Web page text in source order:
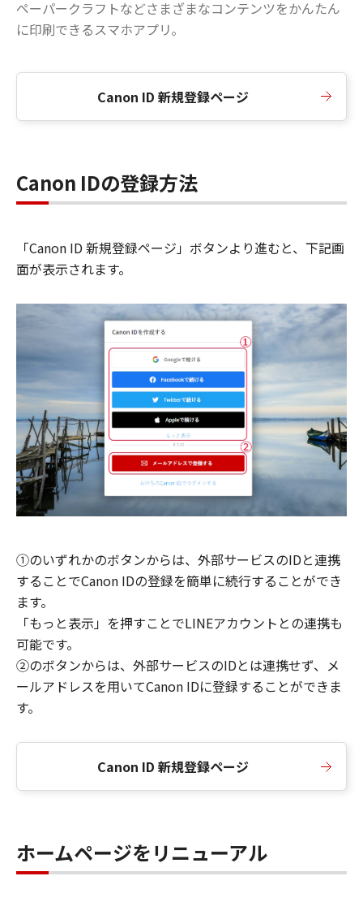
ペーパークラフトなどさまざまなコンテンツをかんたん
に印刷できるスマホアプリ。
Canon ID 新規登録ページ
Canon IDの登録方法
「Canon ID 新規登録ページ」ボタンより進むと、下記画
面が表示されます。
①のいずれかのボタンからは、外部サービスのIDと連携
することでCanon IDの登録を簡単に続行することができ
ます。
「もっと表示」を押すことでLINEアカウントとの連携も
可能です。
②のボタンからは、外部サービスのIDとは連携せず、メ
ールアドレスを用いてCanon IDに登録することができま
す。
Canon ID 新規登録ページ
ホームページをリニューアル